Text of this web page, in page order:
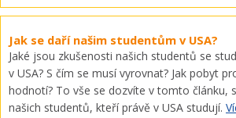
Jak se daří našim studentům v USA?
Jaké jsou zkušenosti našich studentů se
v USA? S čím se musí vyrovnat? Jak pobyt
hodnotí? To vše se dozvíte v tomto článku,
našich studentů, kteří právě v USA studují.